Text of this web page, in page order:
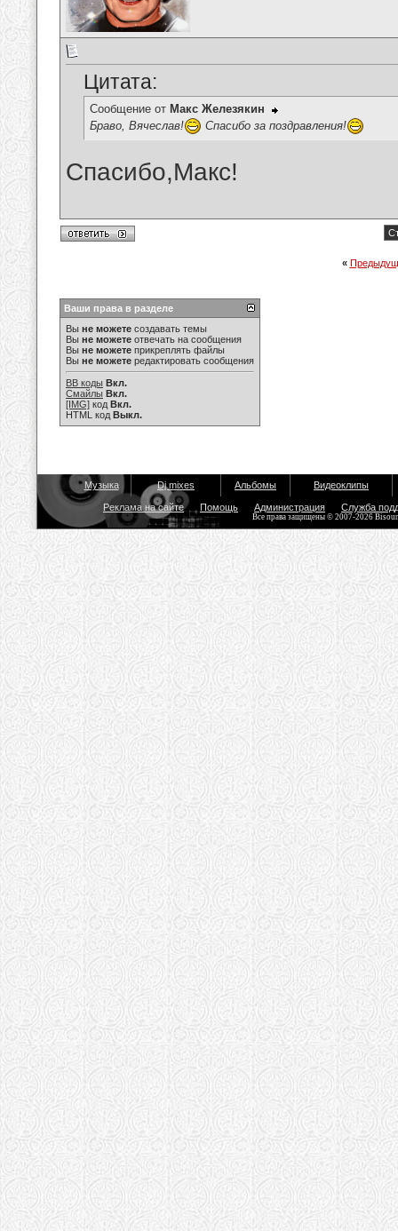
Цитата:
Сообщение от Макс Железякин
Браво, Вячеслав!
Спасибо за поздравления!
Спасибо,Макс!
«
Ваши права в разделе
Вы не можете создавать темы
Вы не можете отвечать на сообщения
Вы не можете прикреплять файлы
Вы не можете редактировать сообщения
BB коды Вкл.
Смайлы Вкл.
[IMG] код Вкл.
HTML код Выкл.
Музыка Dj mixes Альбомы Видеоклипы
Реклама на сайте Помощь Администрация Служба
Все права защищены © 2007-2026